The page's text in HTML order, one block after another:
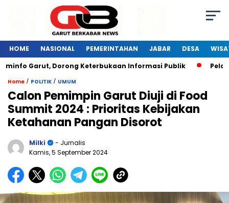
HOME NASIONAL PEMERINTAHAN JABAR DESA
Garut, Dorong Keterbukaan Informasi Publik
Home / POLITIK / UMUM
Calon Pemimpin Garut Diuji di Food
Summit 2024 : Prioritas Kebijakan
Ketahanan Pangan Disorot
Milki
- Jurnalis
Kamis, 5 September 2024